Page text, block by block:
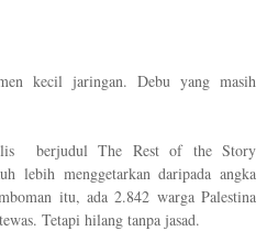
kecil jaringan. Debu yang masih
berjudul The Rest of the Story
lebih menggetarkan daripada angka
itu, ada 2.842 warga Palestina
Tetapi hilang tanpa jasad.